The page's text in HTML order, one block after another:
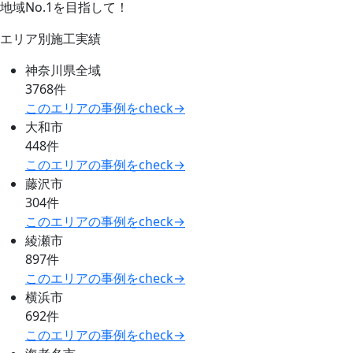
地域No.1を目指して！
エリア別施工実績
神奈川県全域
3768件
このエリアの事例をcheck→
大和市
448件
このエリアの事例をcheck→
藤沢市
304件
このエリアの事例をcheck→
綾瀬市
897件
このエリアの事例をcheck→
横浜市
692件
このエリアの事例をcheck→